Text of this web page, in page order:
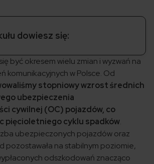
dowiesz się:
być okresem wielu zmian i wyzwań na
komunikacyjnych w Polsce. Od
stopniowy wzrost średnich
ubezpieczenia
cywilnej (OC) pojazdów, co
pięcioletniego cyklu spadków.
ubezpieczonych pojazdów oraz
pozostawała na stabilnym poziomie,
odszkodowań znacząco